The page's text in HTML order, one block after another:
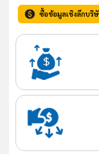
ซื้อข้อมูลเชิงลึกบริ